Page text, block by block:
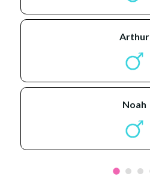
arthur
noah